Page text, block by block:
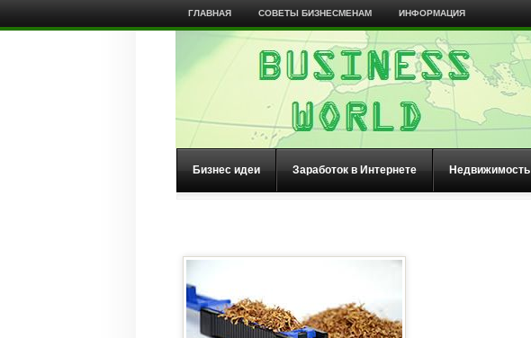
ГЛАВНАЯ СОВЕТЫ БИЗНЕСМЕНАМ ИНФОРМАЦИЯ
Бизнес идеи Заработок в Интернете Недвижимость